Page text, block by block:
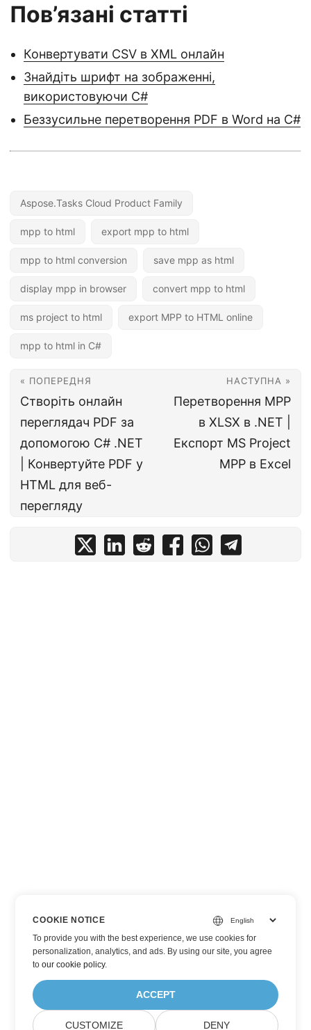
Пов’язані статті
Конвертувати CSV в XML онлайн
Знайдіть шрифт на зображенні,
використовуючи C#
Беззусильне перетворення PDF в Word на C#
Aspose.Tasks Cloud Product Family
mpp to html export mpp to html
mpp to html conversion save mpp as html
display mpp in browser convert mpp to html
ms project to html export MPP to HTML online
mpp to html in C#
« ПОПЕРЕДНЯ
Створіть онлайн
переглядач PDF за
допомогою C# .NET
| Конвертуйте PDF у
HTML для веб-
перегляду
НАСТУПНА »
Перетворення MPP
в XLSX в .NET |
Експорт MS Project
MPP в Excel
COOKIE NOTICE
To provide you with the best experience, we use cookies for
personalization, analytics, and ads. By using our site, you agree
toour cookie policy.
ACCEPT
CUSTOMIZE DENY